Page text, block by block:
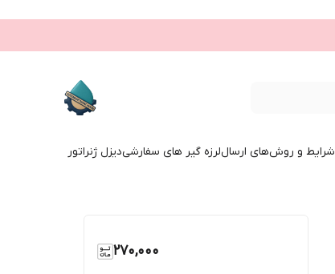
شرایط و روش‌های ارساللرزه گیر های سفارشیدیزل ژنراتور
270,000